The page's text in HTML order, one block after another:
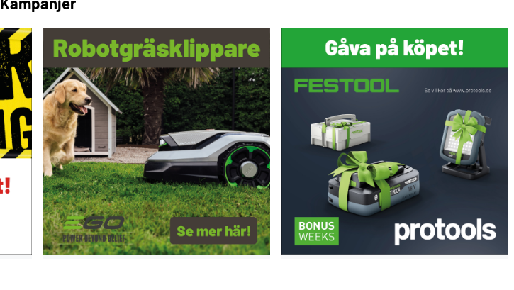
Leveransomfattning
Spänntång Ø 8 mm
Gaffelnyckel NV 19
Systainer SYS3 M 187